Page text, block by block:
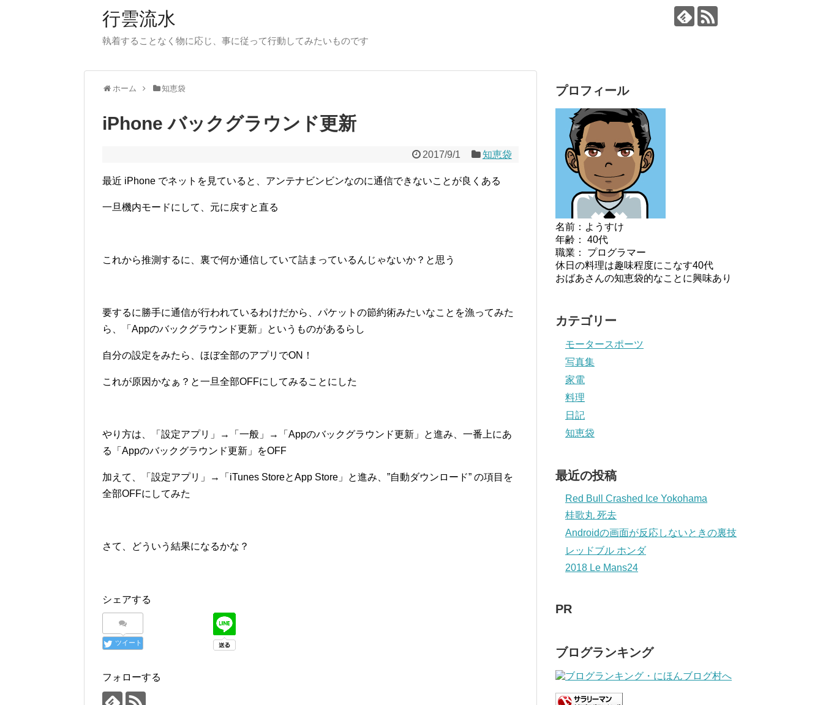
行雲流水
執着することなく物に応じ、事に従って行動してみたいものです
ホーム 知恵袋
iPhone バックグラウンド更新
2017/9/1 知恵袋
最近 iPhone でネットを見ていると、アンテナビンビンなのに通信できないことが良くある
一旦機内モードにして、元に戻すと直る
これから推測するに、裏で何か通信していて詰まっているんじゃないか？と思う
要するに勝手に通信が行われているわけだから、パケットの節約術みたいなことを漁ってみた
ら、「Appのバックグラウンド更新」というものがあるらし
自分の設定をみたら、ほぼ全部のアプリでON！
これが原因かなぁ？と一旦全部OFFにしてみることにした
やり方は、「設定アプリ」→「一般」→「Appのバックグラウンド更新」と進み、一番上にあ
る「Appのバックグラウンド更新」をOFF
加えて、「設定アプリ」→「iTunes StoreとApp Store」と進み、”自動ダウンロード” の項目を
全部OFFにしてみた
さて、どういう結果になるかな？
シェアする
ツイート
フォローする
プロフィール
名前：ようすけ
年齢： 40代
職業： プログラマー
休日の料理は趣味程度にこなす40代
おばあさんの知恵袋的なことに興味あり
カテゴリー
モータースポーツ
写真集
家電
料理
日記
知恵袋
最近の投稿
Red Bull Crashed Ice Yokohama
桂歌丸 死去
Androidの画面が反応しないときの裏技
レッドブル ホンダ
2018 Le Mans24
PR
ブログランキング